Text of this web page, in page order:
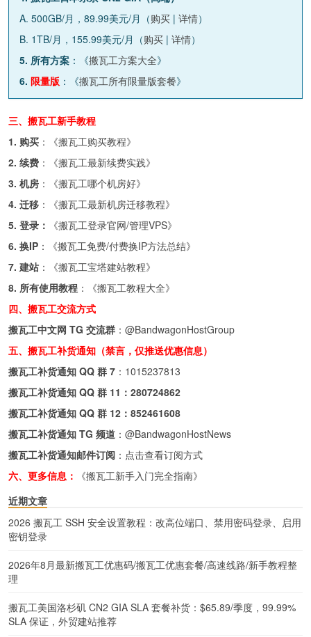
A. 500GB/月，89.99美元/月（购买 | 详情）
B. 1TB/月，155.99美元/月（购买 | 详情）
5. 所有方案 ：《搬瓦工方案大全》
6. 限量版 ：《搬瓦工所有限量版套餐》
三、搬瓦工新手教程
1. 购买 ：《搬瓦工购买教程》
2. 续费 ：《搬瓦工最新续费实践》
3. 机房 ：《搬瓦工哪个机房好》
4. 迁移 ：《搬瓦工最新机房迁移教程》
5. 登录：
《搬瓦工登录官网/管理VPS》
6. 换IP ：《搬瓦工免费/付费换IP方法总结》
7. 建站 ：《搬瓦工宝塔建站教程》
8. 所有使用教程 ：《搬瓦工教程大全》
四、搬瓦工交流方式
搬瓦工中文网 TG 交流群 ： @BandwagonHostGroup
五、搬瓦工补货通知（禁言，仅推送优惠信息）
搬瓦工补货通知 QQ 群 7 ： 1015237813
搬瓦工补货通知 QQ 群 11： 280724862
搬瓦工补货通知 QQ 群 12： 852461608
搬瓦工补货通知 TG 频道 ： @BandwagonHostNews
搬瓦工补货通知邮件订阅 ： 点击查看订阅方式
六、更多信息：
《搬瓦工新手入门完全指南》
近期文章
2026 搬瓦工 SSH 安全设置教程：改高位端口、禁用密码登录、启用
密钥登录
2026年8月最新搬瓦工优惠码/搬瓦工优惠套餐/高速线路/新手教程整
理
搬瓦工美国洛杉矶 CN2 GIA SLA 套餐补货：$65.89/季度，99.99%
SLA 保证，外贸建站推荐